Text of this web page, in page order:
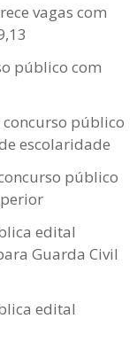
vagas com
público com
público
escolaridade
público
edital
Guarda Civil
edital